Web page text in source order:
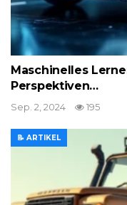
Maschinelles
Perspektiven…
Sep. 2, 2024 195
📝 ARTIKEL